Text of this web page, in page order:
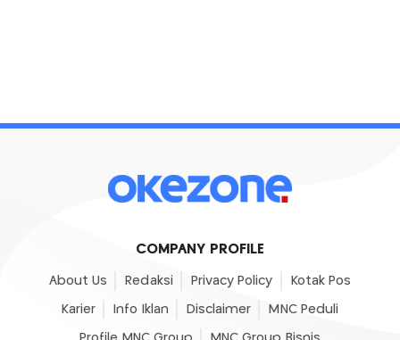
COMPANY PROFILE
About Us Redaksi Privacy Policy Kotak Pos
Karier Info Iklan Disclaimer MNC Peduli